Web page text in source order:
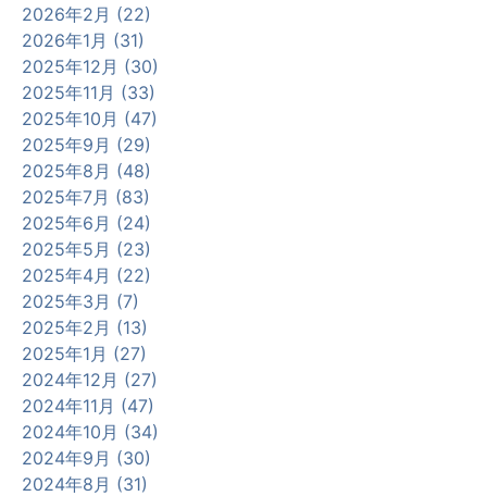
2026年2月 (22)
2026年1月 (31)
2025年12月 (30)
2025年11月 (33)
2025年10月 (47)
2025年9月 (29)
2025年8月 (48)
2025年7月 (83)
2025年6月 (24)
2025年5月 (23)
2025年4月 (22)
2025年3月 (7)
2025年2月 (13)
2025年1月 (27)
2024年12月 (27)
2024年11月 (47)
2024年10月 (34)
2024年9月 (30)
2024年8月 (31)